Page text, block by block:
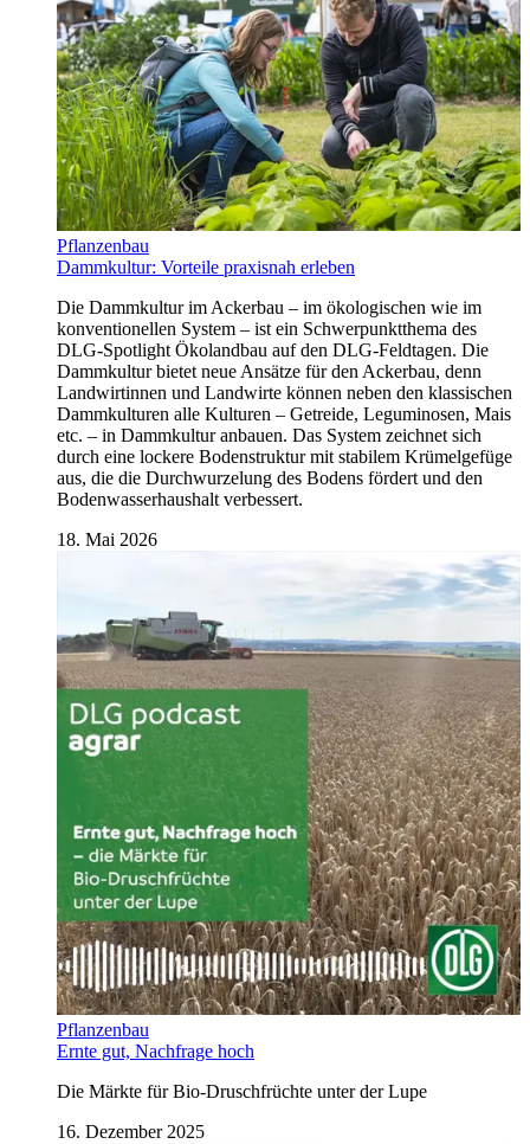
Pflanzenbau
Dammkultur: Vorteile praxisnah erleben
Die Dammkultur im Ackerbau – im ökologischen wie im
konventionellen System – ist ein Schwerpunktthema des
DLG-Spotlight Ökolandbau auf den DLG‑Feldtagen. Die
Dammkultur bietet neue Ansätze für den Ackerbau, denn
Landwirtinnen und Landwirte können neben den klassischen
Dammkulturen alle Kulturen – Getreide, Leguminosen, Mais
etc. – in Dammkultur anbauen. Das System zeichnet sich
durch eine lockere Bodenstruktur mit stabilem Krümelgefüge
aus, die die Durchwurzelung des Bodens fördert und den
Bodenwasserhaushalt verbessert.
18. Mai 2026
Pflanzenbau
Ernte gut, Nachfrage hoch
Die Märkte für Bio-Druschfrüchte unter der Lupe
16. Dezember 2025